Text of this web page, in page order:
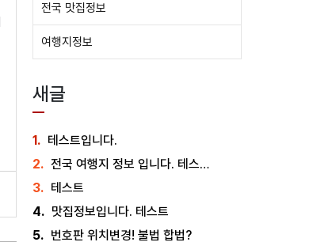
전국 맛집정보
여행지정보
새글
1. 테스트입니다.
2. 전국 여행지 정보 입니다. 테스트중
3. 테스트
4. 맛집정보입니다. 테스트
5. 번호판 위치변경! 불법 합법?